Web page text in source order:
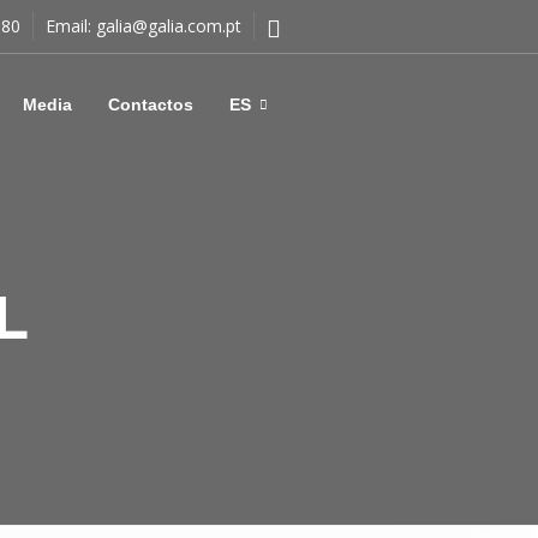
Email: galia@galia.com.pt
Media Contactos ES